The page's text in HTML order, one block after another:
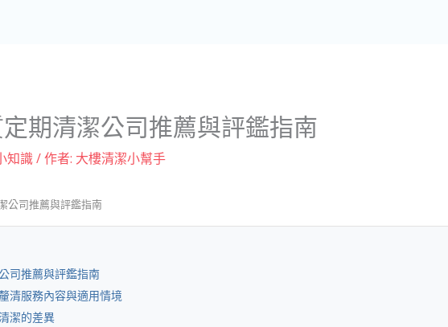
期清潔公司推薦與評鑑指南
知識/ 作者: 大樓清潔小幫手
公司推薦與評鑑指南
司推薦與評鑑指南
清服務內容與適用情境
潔的差異